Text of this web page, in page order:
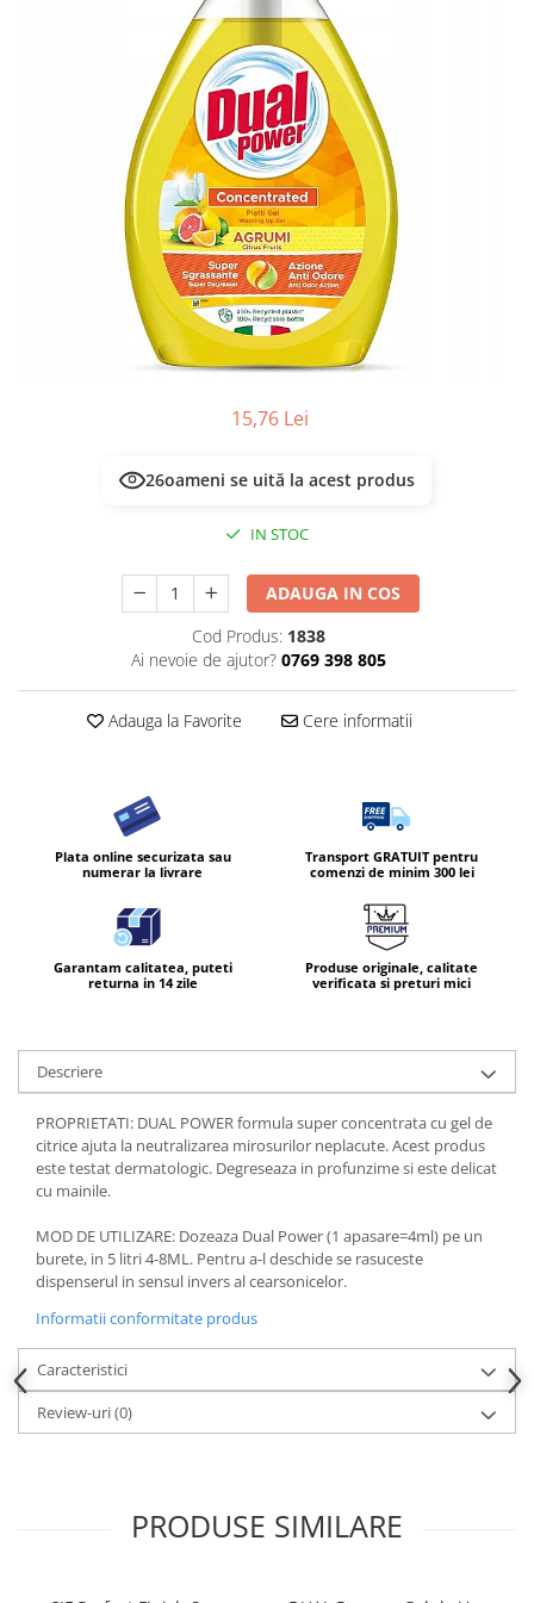
Servetele Umede & Uscate
15,76 Lei
26oameni se uită la acest produs
IN STOC
ADAUGA IN COS
Cod Produs: 1838
Ai nevoie de ajutor? 0769 398 805
Adauga la Favorite Cere informatii
Plata online securizata sau
numerar la livrare
Transport GRATUIT pentru
comenzi de minim 300 lei
Garantam calitatea, puteti
returna in 14 zile
Produse originale, calitate
verificata si preturi mici
Descriere
PROPRIETATI: DUAL POWER formula super concentrata cu gel de
citrice ajuta la neutralizarea mirosurilor neplacute. Acest produs
este testat dermatologic. Degreseaza in profunzime si este delicat
cu mainile.
MOD DE UTILIZARE: Dozeaza Dual Power (1 apasare=4ml) pe un
burete, in 5 litri 4-8ML. Pentru a-l deschide se rasuceste
dispenserul in sensul invers al cearsonicelor.
Informatii conformitate produs
Caracteristici
Review-uri(0)
PRODUSE SIMILARE